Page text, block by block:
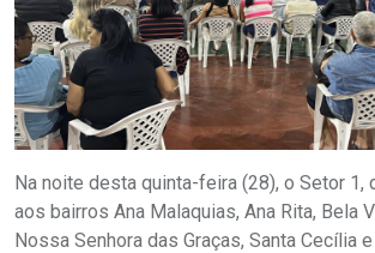
Na noite desta quinta-feira (28), o Setor 1,
aos bairros Ana Malaquias, Ana Rita, Bela
Nossa Senhora das Graças, Santa Cecília